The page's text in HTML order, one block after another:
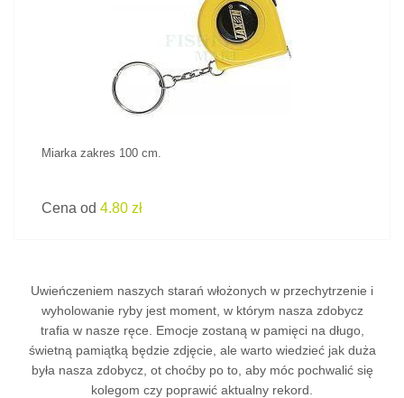
ZOBACZ PRODUKT
Miarka zakres 100 cm.
Cena od 4.80 zł
Uwieńczeniem naszych starań włożonych w przechytrzenie i
wyholowanie ryby jest moment, w którym nasza zdobycz
trafia w nasze ręce. Emocje zostaną w pamięci na długo,
świetną pamiątką będzie zdjęcie, ale warto wiedzieć jak duża
była nasza zdobycz, ot choćby po to, aby móc pochwalić się
kolegom czy poprawić aktualny rekord.